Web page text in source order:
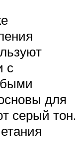
с
для
серый тон.